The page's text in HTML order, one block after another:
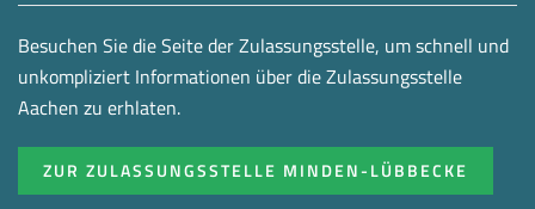
Besuchen Sie die Seite der Zulassungsstelle, um schnell und
unkompliziert Informationen über die Zulassungsstelle
Aachen zu erhlaten.
ZUR ZULASSUNGSSTELLE MINDEN-LÜBBECKE